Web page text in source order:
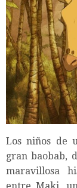
Los niños de
gran baobab,
maravillosa